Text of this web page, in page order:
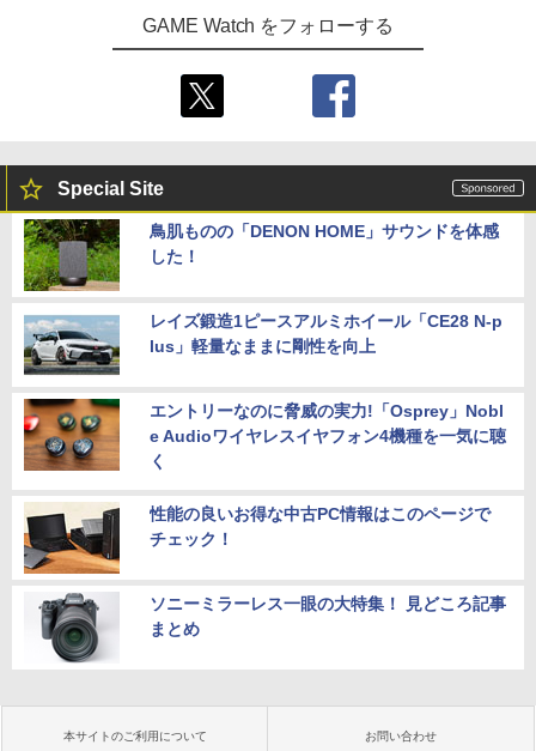
￥8,589
(ロングナイト)」)
￥9,900
ス・影切」)
ーチ ストラップ 新型 ジョイコン ソフト
ケーブル 収納可能 クリスマス ギフト プ
￥2,100
GAME Watch をフォローする
Special Site
鳥肌ものの「DENON HOME」サウンドを体感
した！
レイズ鍛造1ピースアルミホイール「CE28 N-p
lus」軽量なままに剛性を向上
エントリーなのに脅威の実力!「Osprey」Nobl
e Audioワイヤレスイヤフォン4機種を一気に聴
く
性能の良いお得な中古PC情報はこのページで
チェック！
ソニーミラーレス一眼の大特集！ 見どころ記事
まとめ
本サイトのご利用について お問い合わせ